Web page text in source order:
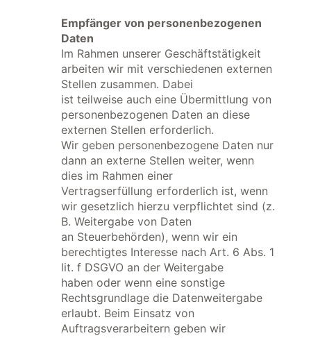
Empfänger von personenbezogenen
Daten
Im Rahmen unserer Geschäftstätigkeit
arbeiten wir mit verschiedenen externen
Stellen zusammen. Dabei
ist teilweise auch eine Übermittlung von
personenbezogenen Daten an diese
externen Stellen erforderlich.
Wir geben personenbezogene Daten nur
dann an externe Stellen weiter, wenn
dies im Rahmen einer
Vertragserfüllung erforderlich ist, wenn
wir gesetzlich hierzu verpflichtet sind (z.
B. Weitergabe von Daten
an Steuerbehörden), wenn wir ein
berechtigtes Interesse nach Art. 6 Abs. 1
lit. f DSGVO an der Weitergabe
haben oder wenn eine sonstige
Rechtsgrundlage die Datenweitergabe
erlaubt. Beim Einsatz von
Auftragsverarbeitern geben wir